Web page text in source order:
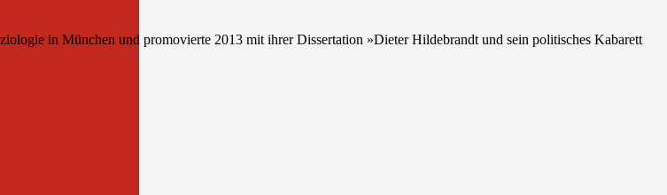
in München und promovierte 2013 mit ihrer Dissertation »Dieter Hildebrandt und sein politisches Kabarett